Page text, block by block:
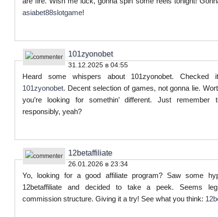
asiabet88slotgame!
101zyonobet
31.12.2025 в 04:55
Heard some whispers about 101zyonobet.
101zyonobet. Decent selection of games, not gonna lie.
you’re looking for somethin’ different. Just remember
responsibly, yeah?
12betaffiliate
26.01.2026 в 23:34
Yo, looking for a good affiliate program? Saw some
12betaffiliate and decided to take a peek. Seems
commission structure. Giving it a try! See what you think: